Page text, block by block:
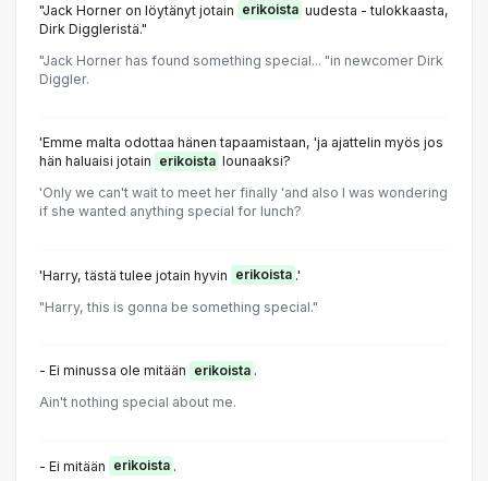
"Jack Horner on löytänyt jotain erikoista uudesta - tulokkaasta,
Dirk Diggleristä."
"Jack Horner has found something special... "in newcomer Dirk
Diggler.
'Emme malta odottaa hänen tapaamistaan, 'ja ajattelin myös jos
hän haluaisi jotain erikoista lounaaksi?
'Only we can't wait to meet her finally 'and also I was wondering
if she wanted anything special for lunch?
'Harry, tästä tulee jotain hyvin erikoista .'
"Harry, this is gonna be something special."
- Ei minussa ole mitään erikoista .
Ain't nothing special about me.
- Ei mitään erikoista .